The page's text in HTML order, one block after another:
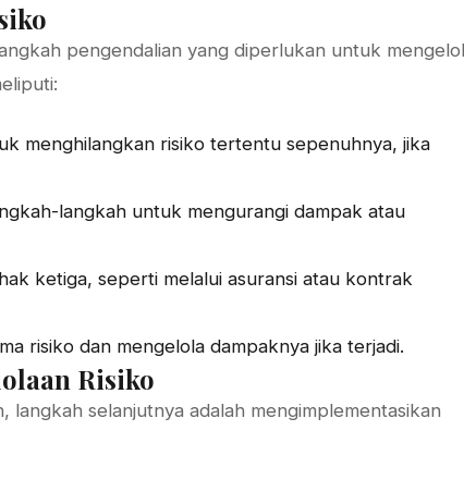
pengendalian yang diperlukan untuk
menghilangkan risiko tertentu sepenuhnya, jika
langkah untuk mengurangi dampak atau
ketiga, seperti melalui asuransi atau kontrak
risiko dan mengelola dampaknya jika terjadi.
Risiko
selanjutnya adalah mengimplementasikan